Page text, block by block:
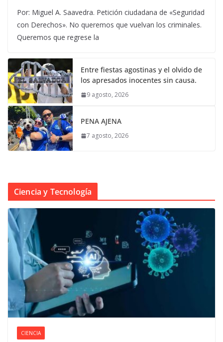
Por: Miguel A. Saavedra. Petición ciudadana de «Seguridad
con Derechos». No queremos que vuelvan los criminales.
Queremos que regrese la
Entre fiestas agostinas y el olvido de
los apresados inocentes sin causa.
9 agosto, 2026
PENA AJENA
7 agosto, 2026
Ciencia y Tecnología
CIENCIA